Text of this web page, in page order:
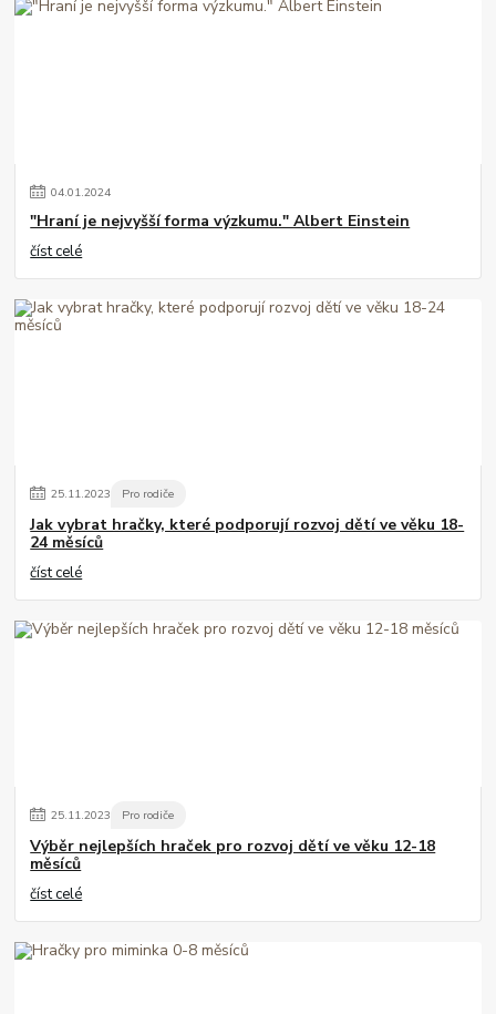
04.01.2024
"Hraní je nejvyšší forma výzkumu." Albert Einstein
číst celé
25.11.2023 Pro rodiče
Jak vybrat hračky, které podporují rozvoj dětí ve věku 18-
24 měsíců
číst celé
25.11.2023 Pro rodiče
Výběr nejlepších hraček pro rozvoj dětí ve věku 12-18
měsíců
číst celé